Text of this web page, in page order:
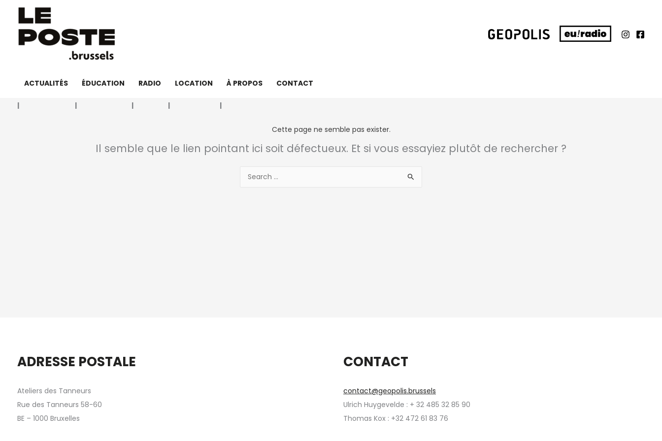
contenu
ACTUALITÉS ÉDUCATION RADIO LOCATION À PROPOS CONTACT
Cette page ne semble pas exister.
Il semble que le lien pointant ici soit défectueux. Et si vous essayiez plutôt de rechercher ?
ADRESSE POSTALE
Ateliers des Tanneurs
Rue des Tanneurs 58-60
BE – 1000 Bruxelles
CONTACT
contact@geopolis.brussels
Ulrich Huygevelde : + 32 485 32 85 90
Thomas Kox : +32 472 61 83 76